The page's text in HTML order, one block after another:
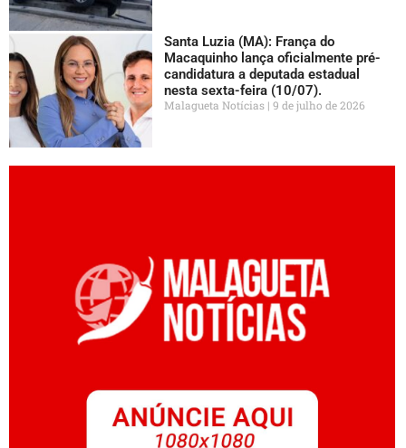
Santa Luzia (MA): França do
Macaquinho lança oficialmente pré-
candidatura a deputada estadual
nesta sexta-feira (10/07).
Malagueta Notícias 9 de julho de 2026